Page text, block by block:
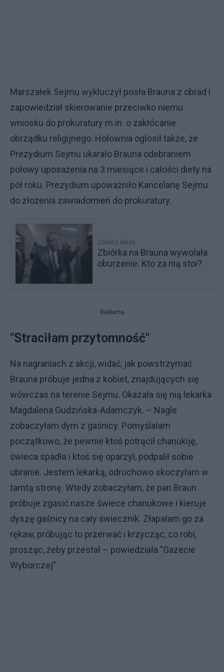
Marszałek Sejmu wykluczył posła Brauna z obrad i
zapowiedział skierowanie przeciwko niemu
wniosku do prokuratury m.in. o zakłócanie
obrządku religijnego. Hołownia ogłosił także, że
Prezydium Sejmu ukarało Brauna odebraniem
połowy uposażenia na 3 miesiące i całości diety na
pół roku. Prezydium upoważniło Kancelarię Sejmu
do złożenia zawiadomień do prokuratury.
Zobacz także
Zbiórka na Brauna wywołała
oburzenie. Kto za nią stoi?
Reklama
"Straciłam przytomność"
Na nagraniach z akcji, widać, jak powstrzymać
Brauna próbuje jedna z kobiet, znajdujących się
wówczas na terenie Sejmu. Okazała się nią lekarka
Magdalena Gudzińska-Adamczyk. – Nagle
zobaczyłam dym z gaśnicy. Pomyślałam
początkowo, że pewnie ktoś potrącił chanukiję,
świeca spadła i ktoś się oparzył, podpalił sobie
ubranie. Jestem lekarką, odruchowo skoczyłam w
tamtą stronę. Wtedy zobaczyłam, że pan Braun
próbuje zgasić nasze świece chanukowe i kieruje
dyszę gaśnicy na cały świecznik. Złapałam go za
rękaw, próbując to przerwać i krzycząc, co robi,
prosząc, żeby przestał – powiedziała "Gazecie
Wyborczej".